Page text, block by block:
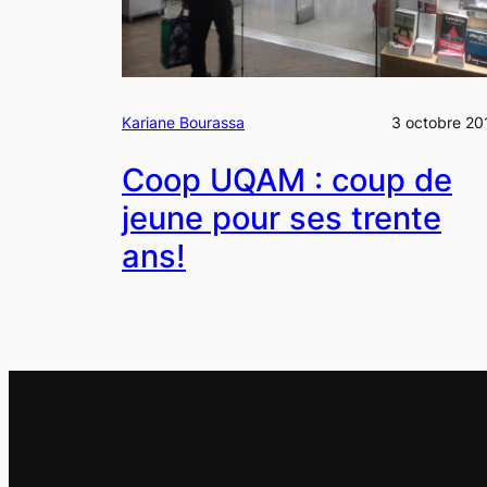
Kariane Bourassa 3 octobre
Coop UQAM : coup de
jeune pour ses trente
ans!